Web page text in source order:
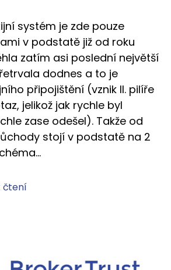
systém je zde pouze
v podstatě již od roku
zatím asi poslední největší
dodnes a to je
připojištění (vznik II. pilíře
jelikož jak rychle byl
zase odešel). Takže od
stojí v podstatě na 2
čtení